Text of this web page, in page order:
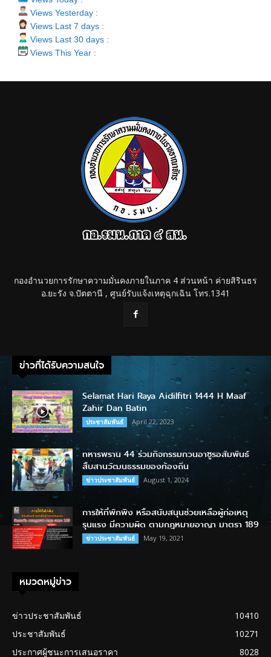
Views Yesterday :
Views Last 7 days :
Views Last 30 days :
Views This Year :
กองอำนวยการรักษาความมั่นคงภายในภาค 4 ส่วนหน้า ค่ายสิรินธร
อ.ยะรัง จ.ปัตตานี , ศูนย์รับแจ้งเหตุฉุกเฉิน โทร.1341
ข่าวที่ได้รับความสนใจ
Selamat Hari Raya Aidilfitri 1444 H Maaf
Zahir Dan Batin
ประชาสัมพันธ์ April 22, 2023
ทหารพราน 44 ร่วมกิจกรรมกวนอาซูรอสัมพันธ์
สืบสานวัฒนธรรมของท้องถิ่น
ข่าวประชาสัมพันธ์ August 1, 2024
การให้ที่พักพิง หรือสนับสนุนช่วยเหลือผู้ก่อเหตุ
รุนแรง มีความผิด ตามกฎหมายอาญา มาตรา 189
ข่าวประชาสัมพันธ์ May 19, 2021
หมวดหมู่ข่าว
ข่าวประชาสัมพันธ์
10410
ประชาสัมพันธ์
10271
ประกาศผู้ชนะการเสนอราคา
8028